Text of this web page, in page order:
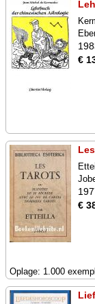
€
€
Oplage: 1.000